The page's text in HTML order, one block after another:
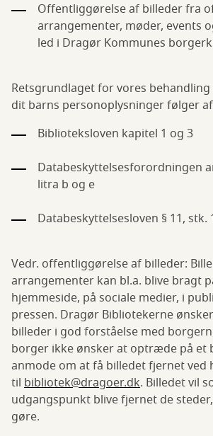
Offentliggørelse af billeder fra
arrangementer, møder, events
led i Dragør Kommunes
Retsgrundlaget for vores
dit barns personoplysninger følger
Biblioteksloven kapitel 1 og 3
Databeskyttelsesforordningen
litra b og e
Databeskyttelsesloven § 11, stk.
Vedr. offentliggørelse af billeder:
arrangementer kan bl.a. blive bragt
hjemmeside, på sociale medier, i
pressen. Dragør Bibliotekerne
billeder i god forståelse med
borger ikke ønsker at optræde på et
anmode om at få billedet fjernet ved
til bibliotek@dragoer.dk. Billedet vil
udgangspunkt blive fjernet de
gøre.